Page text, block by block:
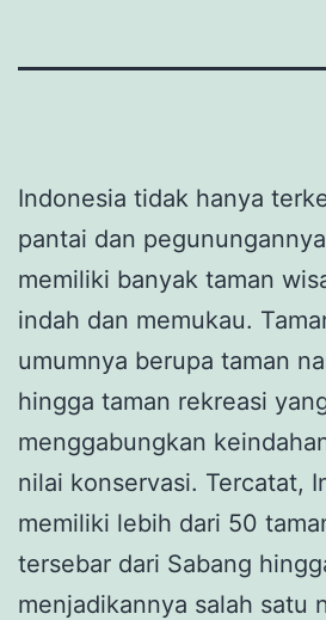
Indonesia tidak hanya
pantai dan
memiliki banyak taman
indah dan memukau.
umumnya berupa taman
hingga taman rekreasi
menggabungkan
nilai konservasi. Tercatat,
memiliki lebih dari 50
tersebar dari Sabang
menjadikannya salah satu